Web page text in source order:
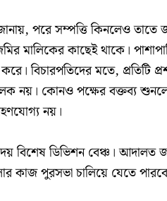
পরে সম্পত্তি কিনলেও তাতে
মালিকের কাছেই থাকে।
বিচারপতিদের মতে, প্রতিটি
নয়। কোনও পক্ষের বক্তব্য শুনলে
নয়।
বিশেষ ডিভিশন বেঞ্চ। আদালত
কাজ পুরসভা চালিয়ে যেতে